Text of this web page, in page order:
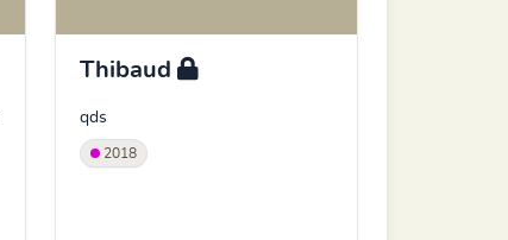
Thibaud
qds
2018